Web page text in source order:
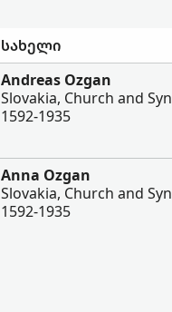
სახელი
Andreas Ozgan
Slovakia, Church and
1592-1935
Anna Ozgan
Slovakia, Church and
1592-1935